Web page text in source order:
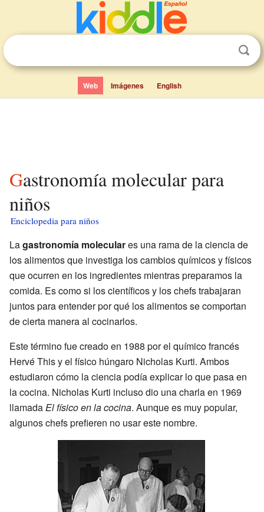
Web Imágenes English
Gastronomía molecular para
niños
Enciclopedia para niños
Lagastronomía moleculares una rama de la ciencia de
los alimentos que investiga los cambios químicos y físicos
que ocurren en los ingredientes mientras preparamos la
comida. Es como si los científicos y los chefs trabajaran
juntos para entender por qué los alimentos se comportan
de cierta manera al cocinarlos.
Este término fue creado en 1988 por el químico francés
Hervé This y el físico húngaro Nicholas Kurti. Ambos
estudiaron cómo la ciencia podía explicar lo que pasa en
la cocina. Nicholas Kurti incluso dio una charla en 1969
llamadaEl físico en la cocina. Aunque es muy popular,
algunos chefs prefieren no usar este nombre.